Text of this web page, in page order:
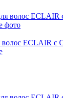
волос ECLAIR с